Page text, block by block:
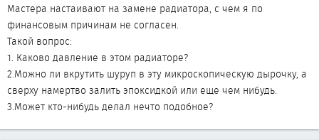
Мастера настаивают на замене радиатора, с чем я по
финансовым причинам не согласен.
Такой вопрос:
1. Каково давление в этом радиаторе?
2.Можно ли вкрутить шуруп в эту микроскопическую дырочку, а
сверху намертво залить эпоксидкой или еще чем нибудь.
3.Может кто-нибудь делал нечто подобное?